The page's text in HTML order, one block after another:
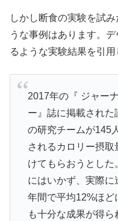
しかし断食の実験を試
うな事例はあります。
るような実験結果を引
2017年の『 ジャー
ー』誌に掲載され
の研究チームが145
されるカロリー摂
けてもらおうとした
にはいかず、実際
年間で平均12%ほど
も十分な成果が得